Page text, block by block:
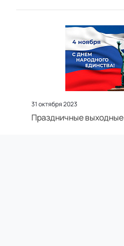
31 октября 2023
Праздничные выходные